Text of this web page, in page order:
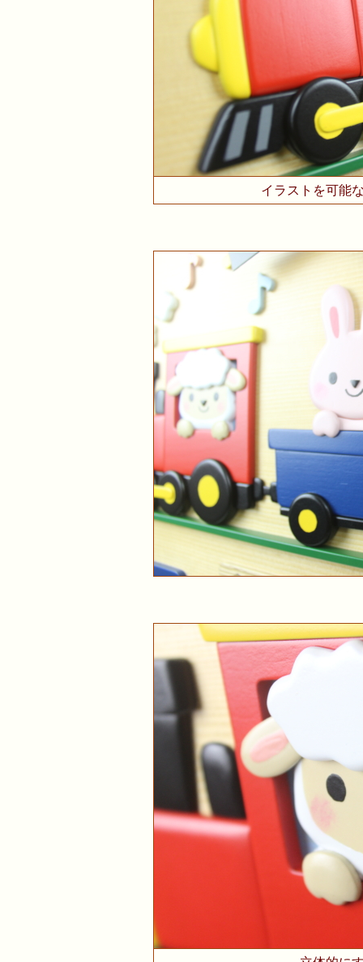
イラストを可能